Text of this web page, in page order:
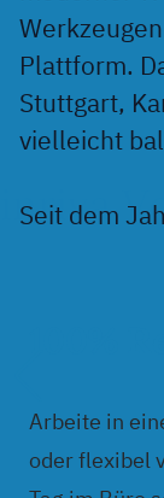
Plattform.
Stuttgart,
vielleicht
Seit dem
Wir freuen
inriva
Arbeite in
oder flexibel